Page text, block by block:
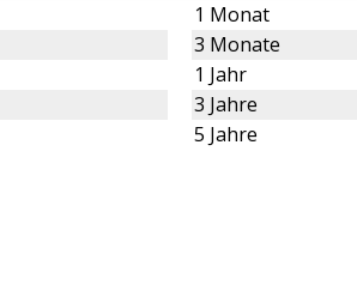
1 Monat
3 Monate
1 Jahr
3 Jahre
5 Jahre